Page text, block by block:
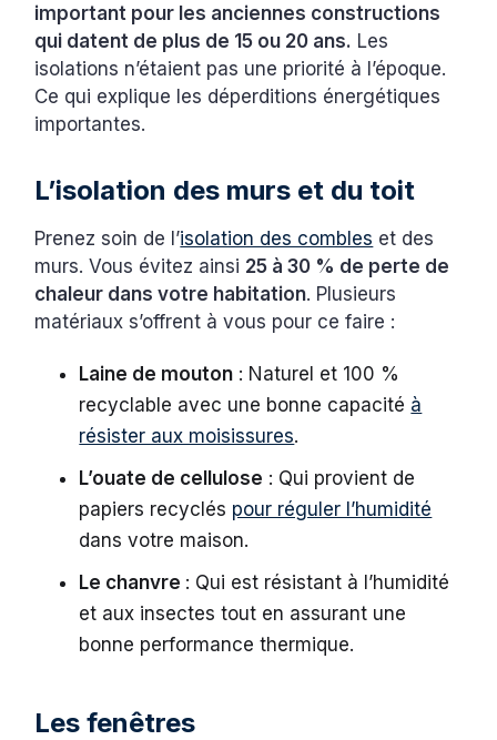
important pour les anciennes constructions
qui datent de plus de 15 ou 20 ans. Les
isolations n’étaient pas une priorité à l’époque.
Ce qui explique les déperditions énergétiques
importantes.
L’isolation des murs et du toit
Prenez soin de l’isolation des combles et des
murs. Vous évitez ainsi 25 à 30 % de perte de
chaleur dans votre habitation. Plusieurs
matériaux s’offrent à vous pour ce faire :
Laine de mouton : Naturel et 100 %
recyclable avec une bonne capacité à
résister aux moisissures.
L’ouate de cellulose : Qui provient de
papiers recyclés pour réguler l’humidité
dans votre maison.
Le chanvre : Qui est résistant à l’humidité
et aux insectes tout en assurant une
bonne performance thermique.
Les fenêtres